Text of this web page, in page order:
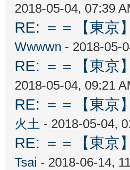
2018-05-04, 07:39
RE: ＝＝【東京
Wwwwn - 2018-05-
RE: ＝＝【東京
2018-05-04, 09:21
RE: ＝＝【東京
火土 - 2018-05-04,
RE: ＝＝【東京
Tsai - 2018-06-14,